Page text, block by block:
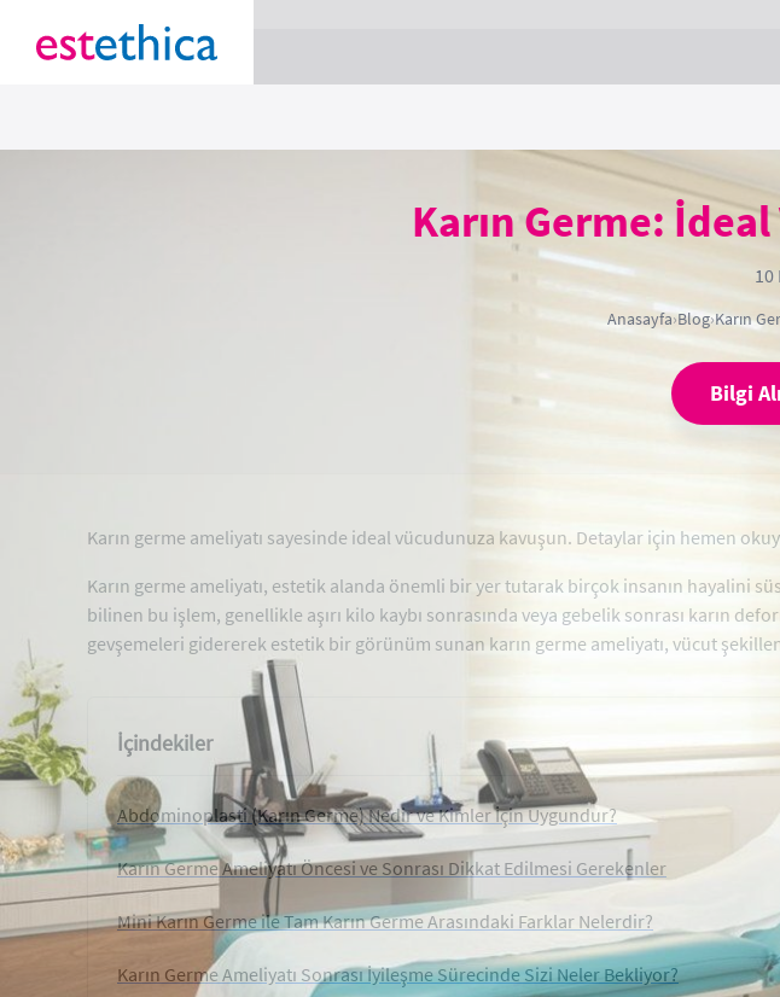
Karın Germe:
10
Anasayfa›Blog›Karın
Bilgi
Karın germe ameliyatı sayesinde ideal vücudunuza kavuşun. Detaylar için hemen
Karın germe ameliyatı, estetik alanda önemli bir yer tutarak birçok insanın hayalini
bilinen bu işlem, genellikle aşırı kilo kaybı sonrasında veya gebelik sonrası karın
gevşemeleri gidererek estetik bir görünüm sunan karın germe ameliyatı, vücut
İçindekiler
Abdominoplasti (Karın Germe) Nedir ve Kimler İçin Uygundur?
Karın Germe Ameliyatı Öncesi ve Sonrası Dikkat Edilmesi Gerekenler
Mini Karın Germe ile Tam Karın Germe Arasındaki Farklar Nelerdir?
Karın Germe Ameliyatı Sonrası İyileşme Sürecinde Sizi Neler Bekliyor?